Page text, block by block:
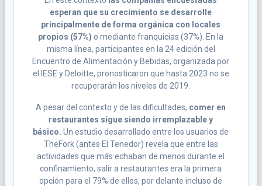
esperan que su crecimiento se desarrolle
principalmente de forma orgánica con locales
propios (57%) o mediante franquicias (37%). En la
misma línea, participantes en la 24 edición del
Encuentro de Alimentación y Bebidas, organizada por
el IESE y Deloitte, pronosticaron que hasta 2023 no se
recuperarán los niveles de 2019.
A pesar del contexto y de las dificultades, comer en
restaurantes sigue siendo irremplazable y
básico. Un estudio desarrollado entre los usuarios de
TheFork (antes El Tenedor) revela que entre las
actividades que más echaban de menos durante el
confinamiento, salir a restaurantes era la primera
opción para el 79% de ellos, por delante incluso de